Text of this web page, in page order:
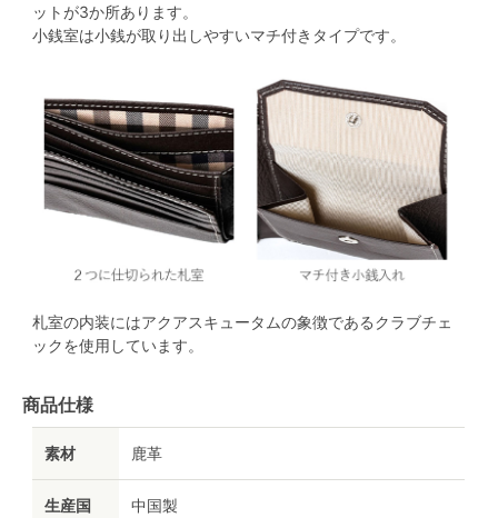
ットが3か所あります。
小銭室は小銭が取り出しやすいマチ付きタイプです。
札室の内装にはアクアスキュータムの象徴であるクラブチェ
ックを使用しています。
商品仕様
素材 鹿革
生産国 中国製